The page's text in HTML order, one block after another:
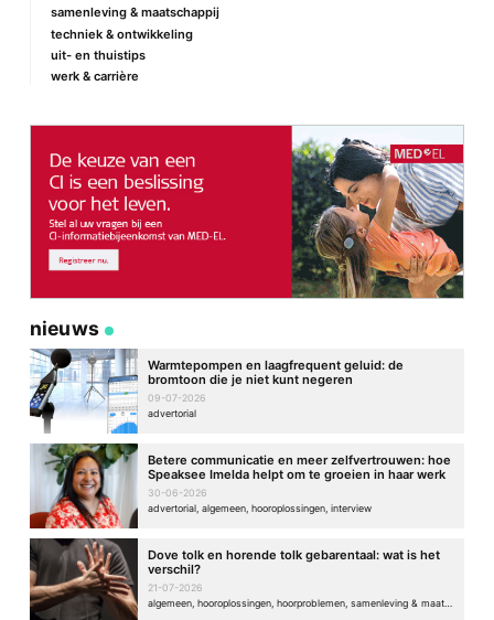
samenleving & maatschappij
techniek & ontwikkeling
uit- en thuistips
werk & carrière
nieuws
Warmtepompen en laagfrequent geluid: de
bromtoon die je niet kunt negeren
09-07-2026
advertorial
Betere communicatie en meer zelfvertrouwen: hoe
Speaksee Imelda helpt om te groeien in haar werk
30-06-2026
advertorial, algemeen, hooroplossingen, interview
Dove tolk en horende tolk gebarentaal: wat is het
verschil?
21-07-2026
algemeen, hooroplossingen, hoorproblemen, samenleving & maatschappij